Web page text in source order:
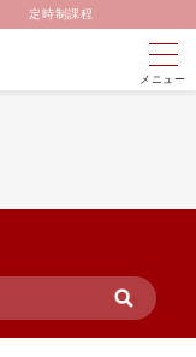
定時制課程
メニュー